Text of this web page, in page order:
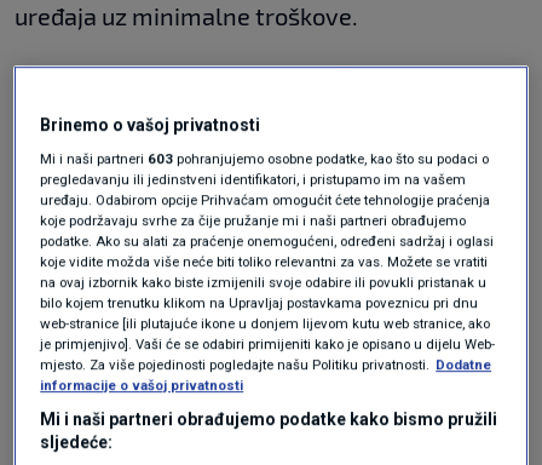
uređaja uz minimalne troškove.
Ukratko, opcija ventilator znači da radi samo
ventilator klima uređaja, dok kompresor ne
radi. To znači da uređaj neće aktivno hladiti niti
isušivati zrak, već će ga jednostavno cirkulirati
po prostoriji. Drugim riječima, klima-uređaj u
tom trenutku ne mijenja temperaturu ni
vlažnost zraka u prostoriji, već samo pomaže
ravnomjernoj distribuciji zraka.
Tigrastih komaraca sve je više. Što je
tome razlog?
Brinemo o vašoj privatnosti
Mi i naši partneri 603 pohranjujemo osobne podatke, kao što su podaci o
pregledavanju ili jedinstveni identifikatori, i pristupamo im na vašem
uređaju. Odabirom opcije Prihvaćam omogućit ćete tehnologije praćenja
koje podržavaju svrhe za čije pružanje mi i naši partneri obrađujemo
podatke. Ako su alati za praćenje onemogućeni, određeni sadržaj i oglasi
koje vidite možda više neće biti toliko relevantni za vas. Možete se vratiti
na ovaj izbornik kako biste izmijenili svoje odabire ili povukli pristanak u
bilo kojem trenutku klikom na Upravljaj postavkama poveznicu pri dnu
web-stranice [ili plutajuće ikone u donjem lijevom kutu web stranice, ako
je primjenjivo]. Vaši će se odabiri primijeniti kako je opisano u dijelu Web-
mjesto. Za više pojedinosti pogledajte našu Politiku privatnosti. Dodatne
informacije o vašoj privatnosti
Mi i naši partneri obrađujemo podatke kako bismo pružili
sljedeće: